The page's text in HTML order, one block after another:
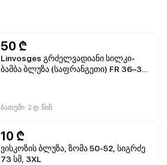
50 ₾
Linvosges გრძელვადიანი სილკი-
ბამბა ბლუზა (საფრანგეთი) FR 36–38 /
ბათუმი 2 დ. წინ
10 ₾
ვისკოზის ბლუზა, ზომა 50-52, სიგრძე
73 სმ, 3XL